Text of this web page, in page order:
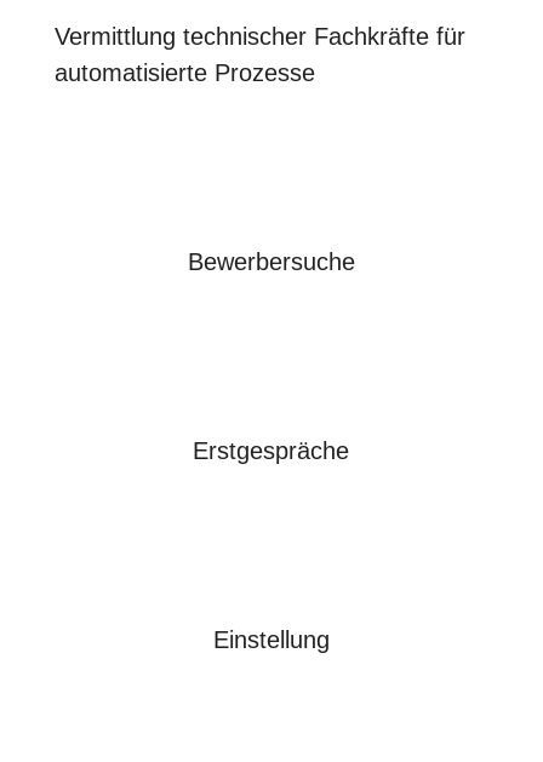
Vermittlung technischer Fachkräfte für
automatisierte Prozesse
Bewerbersuche
Erstgespräche
Einstellung